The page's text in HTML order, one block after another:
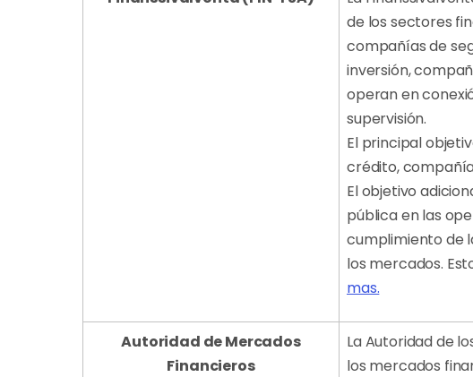
de los sectores
compañías de
inversión,
operan en
supervisión.
El principal
crédito,
El objetivo
pública en las
cumplimiento de
los mercados.
mas.
Autoridad de Mercados
Financieros
La Autoridad de
los mercados